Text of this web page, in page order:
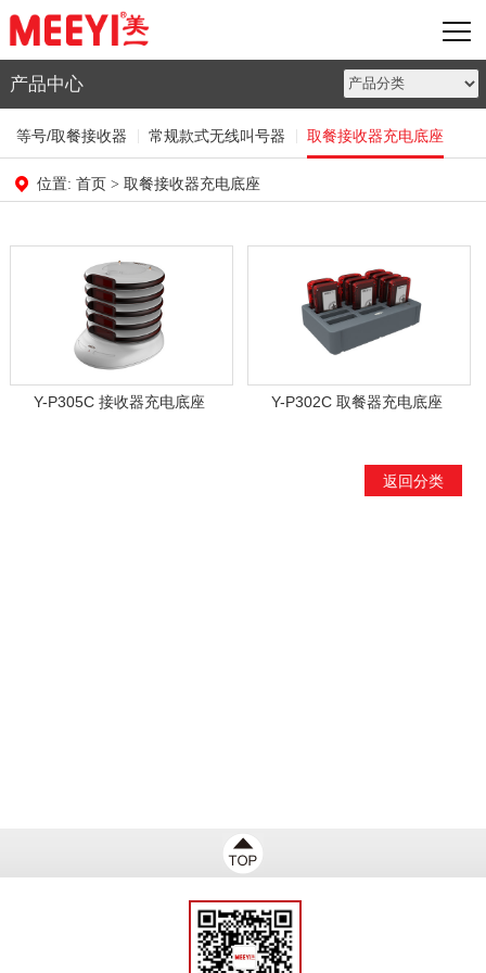
产品中心
等号/取餐接收器 常规款式无线叫号器 取餐接收器充电底座
位置: 首页 > 取餐接收器充电底座
Y-P305C 接收器充电底座 Y-P302C 取餐器充电底座
返回分类